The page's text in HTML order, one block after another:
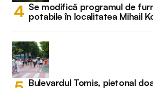
Se modifică programul de
potabile în localitatea Mihail
Bulevardul Tomis, pietonal